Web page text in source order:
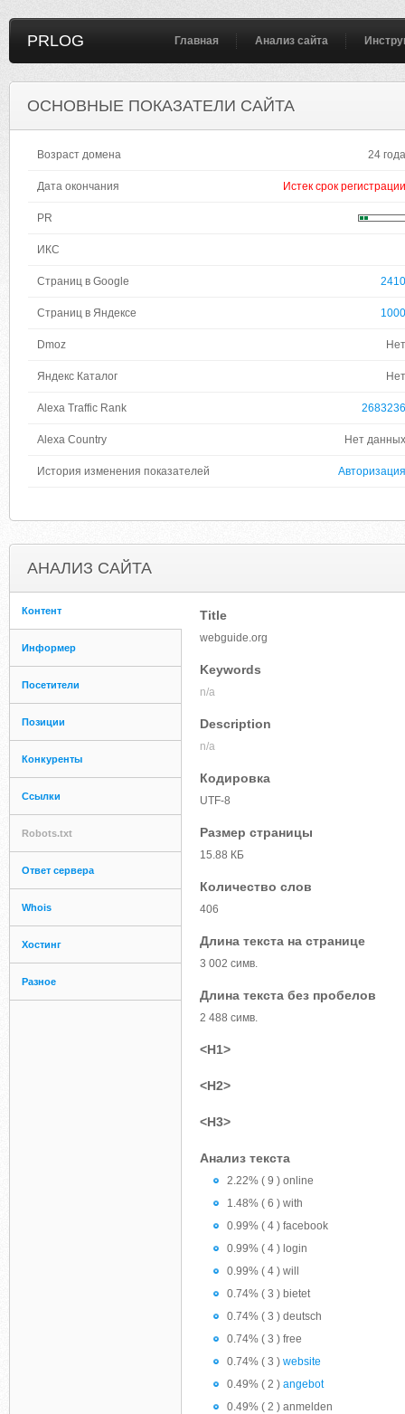
PRLOG Главная Анализ сайта
ОСНОВНЫЕ ПОКАЗАТЕЛИ САЙТА
Возраст домена 24 года
Дата окончания Истек срок регистрации
PR
ИКС
Страниц в Google 2410
Страниц в Яндексе 1000
Dmoz Нет
Яндекс Каталог Нет
Alexa Traffic Rank 2683236
Alexa Country Нет данных
История изменения показателей Авторизация
АНАЛИЗ САЙТА
Контент
Информер
Посетители
Позиции
Конкуренты
Ссылки
Robots.txt
Ответ сервера
Whois
Хостинг
Разное
Title
webguide.org
Keywords
n/a
Description
n/a
Кодировка
UTF-8
Размер страницы
15.88 КБ
Количество слов
406
Длина текста на странице
3 002 симв.
Длина текста без пробелов
2 488 симв.
<H1>
<H2>
<H3>
Анализ текста
2.22% ( 9 ) online
1.48% ( 6 ) with
0.99% ( 4 ) facebook
0.99% ( 4 ) login
0.99% ( 4 ) will
0.74% ( 3 ) bietet
0.74% ( 3 ) deutsch
0.74% ( 3 ) free
0.74% ( 3 ) website
0.49% ( 2 ) angebot
0.49% ( 2 ) anmelden